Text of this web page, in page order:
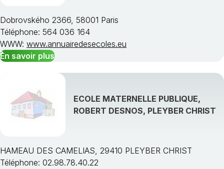
Dobrovského 2366, 58001 Paris
Téléphone: 564 036 164
WWW: www.annuairedesecoles.eu
En savoir plus
ECOLE MATERNELLE PUBLIQUE,
ROBERT DESNOS, PLEYBER CHRIST
HAMEAU DES CAMELIAS, 29410 PLEYBER CHRIST
Téléphone: 02.98.78.40.22